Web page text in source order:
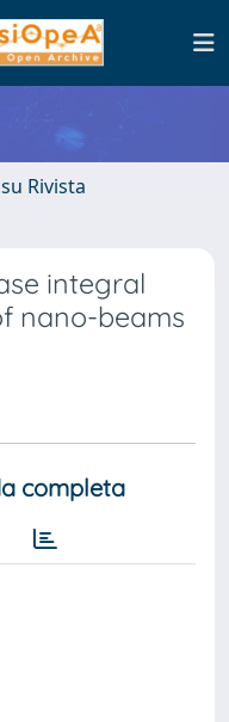
Rivista
integral
nano-beams
completa